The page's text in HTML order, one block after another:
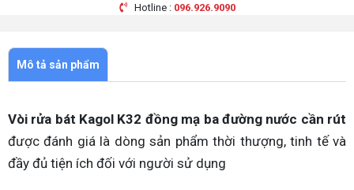
Hotline : 096.926.9090
Mô tả sản phẩm
Vòi rửa bát Kagol K32 đồng mạ ba đường nước cần rút
được đánh giá là dòng sản phẩm thời thượng, tinh tế và
đầy đủ tiện ích đối với người sử dụng